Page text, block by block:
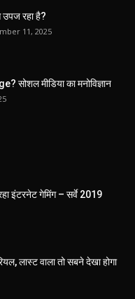
रहा है?
11, 2025
मीडिया का मनोविज्ञान
इंटरनेट गेमिंग – सर्वे 2019
लास्ट वाला तो सबने देखा होगा